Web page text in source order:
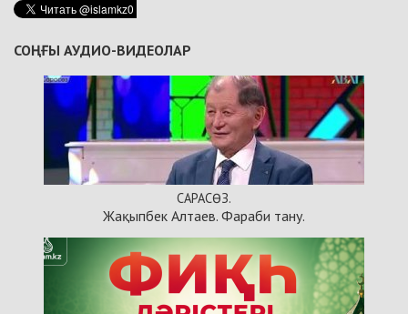
СОҢҒЫ АУДИО-ВИДЕОЛАР
САРАСӨЗ.
Жақыпбек Алтаев. Фараби тану.